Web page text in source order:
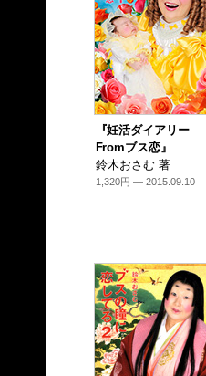
『妊活ダイアリー
Fromブス恋』
鈴木おさむ 著
1,320円 — 2015.09.10